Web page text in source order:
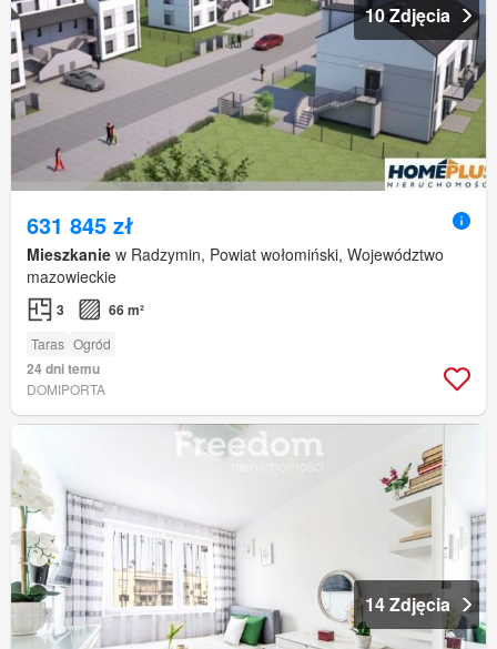
10 Zdjęcia
631 845 zł
Mieszkanie w Radzymin, Powiat wołomiński, Województwo
mazowieckie
3 66 m²
Taras Ogród
24 dni temu
DOMIPORTA
14 Zdjęcia